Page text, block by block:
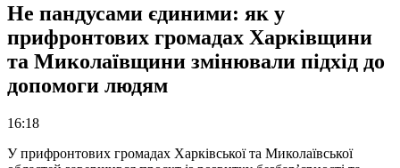
Не пандусами єдиними: як у
прифронтових громадах Харківщини
та Миколаївщини змінювали підхід до
допомоги людям
16:18
У прифронтових громадах Харківської та Миколаївської